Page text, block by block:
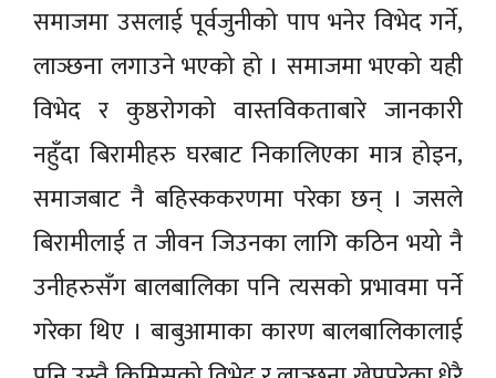
समाजमा उसलाई पूर्वजुनीको पाप भनेर विभेद गर्ने,
लाञ्छना लगाउने भएको हो । समाजमा भएको यही
विभेद र कुष्ठरोगको वास्तविकताबारे जानकारी
नहुँदा बिरामीहरु घरबाट निकालिएका मात्र होइन,
समाजबाट नै बहिस्ककरणमा परेका छन् । जसले
बिरामीलाई त जीवन जिउनका लागि कठिन भयो नै
उनीहरुसँग बालबालिका पनि त्यसको प्रभावमा पर्ने
गरेका थिए । बाबुआमाका कारण बालबालिकालाई